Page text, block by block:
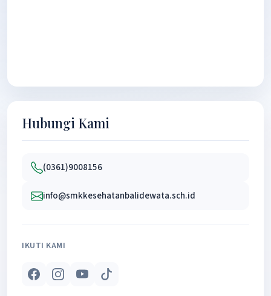
Hubungi Kami
(0361)9008156
info@smkkesehatanbalidewata.sch.id
IKUTI KAMI